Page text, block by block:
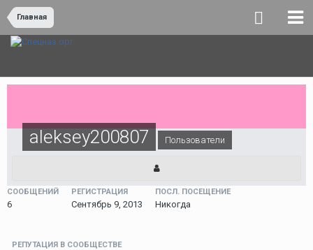
Главная
aleksey200807 Пользователи
СООБЩЕНИЙ
6
РЕГИСТРАЦИЯ
Сентябрь 9, 2013
ПОСЛ. ПОСЕЩЕНИЕ
Никогда
РЕПУТАЦИЯ В СООБЩЕСТВЕ